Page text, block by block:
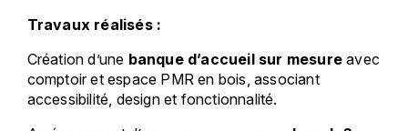
Travaux réalisés :
Création d’une banque d’accueil sur mesure avec
comptoir et espace PMR en bois, associant
accessibilité, design et fonctionnalité.